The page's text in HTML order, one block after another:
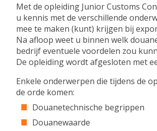
Met de opleiding Junior Customs
u kennis met de verschillende
mee te maken (kunt) krijgen bij
Na afloop weet u binnen welk
bedrijf eventuele voordelen zou
De opleiding wordt afgesloten met
Enkele onderwerpen die tijdens de
de orde komen:
Douanetechnische begrippen
Douanewaarde